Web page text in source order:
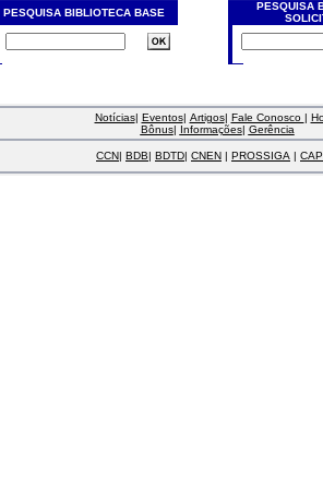
PESQUISA BIBLIOTECA BASE
PESQUISA
Notícias| Eventos| Artigos| Fale Conosco |
Bônus| Informações| Gerência
CCN| BDB| BDTD| CNEN | PROSSIGA |